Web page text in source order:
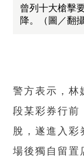
曾列十大槍擊
降。（圖／翻
警方表示，林
段某彩券行前
脫，遂進入彩
場後獨自留置